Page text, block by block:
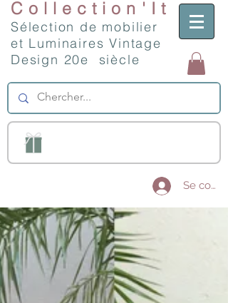
Collection'It
Sélection de mobilier
et Luminaires Vintage
Design 20e siècle
Se